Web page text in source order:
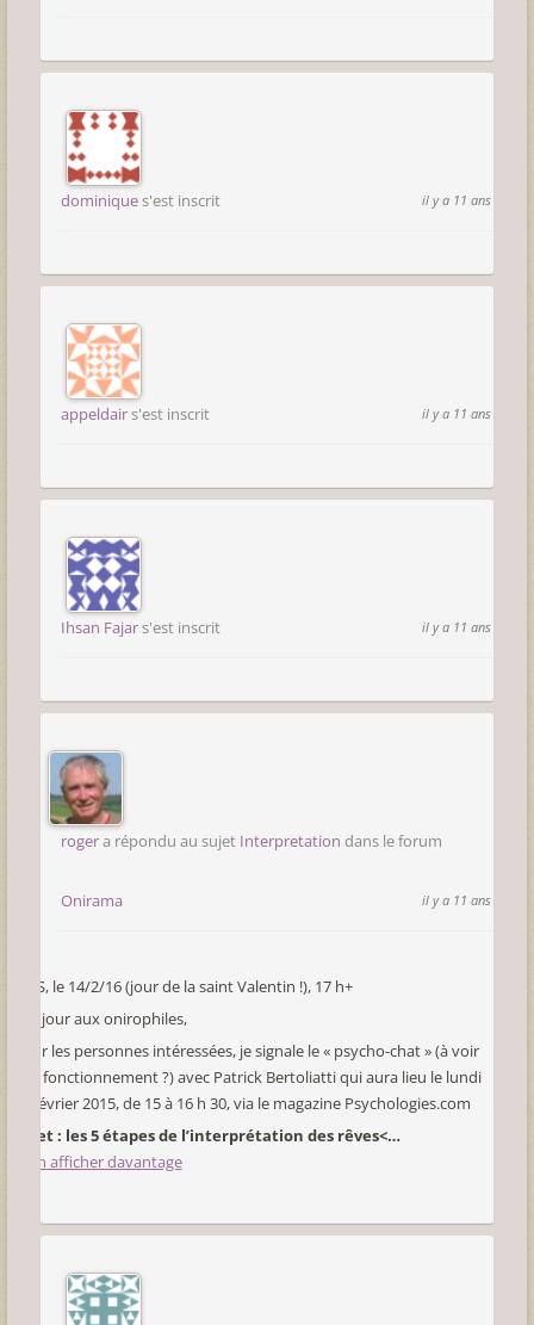
dominiques'est inscrit il y a 11 ans
appeldairs'est inscrit il y a 11 ans
Ihsan Fajars'est inscrit il y a 11 ans
rogera répondu au sujet Interpretation dans le forum
Onirama il y a 11 ans
CMS, le 14/2/16 (jour de la saint Valentin !), 17 h+
Bonjour aux onirophiles,
Pour les personnes intéressées, je signale le « psycho-chat » (à voir
son fonctionnement ?) avec Patrick Bertoliatti qui aura lieu le lundi
16 février 2015, de 15 à 16 h 30, via le magazine Psychologies.com
Sujet : les 5 étapes de l’interprétation des rêves<…
En afficher davantage